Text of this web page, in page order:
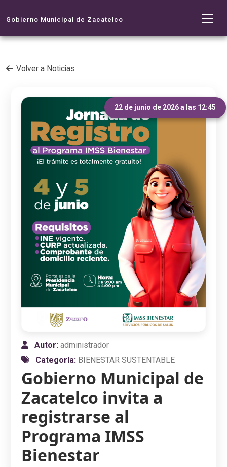
Gobierno Municipal de Zacatelco
Volver a Noticias
22 de junio de 2026 a las 12:45
Autor:administrador
Categoría: BIENESTAR SUSTENTABLE
Gobierno Municipal de
Zacatelco invita a
registrarse al
Programa IMSS
Bienestar